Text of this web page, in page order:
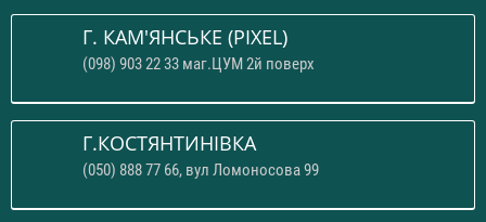
Г. КАМ'ЯНСЬКЕ (PIXEL)
(098) 903 22 33 маг.ЦУМ 2й поверх
Г.КОСТЯНТИНІВКА
(050) 888 77 66, вул Ломоносова 99